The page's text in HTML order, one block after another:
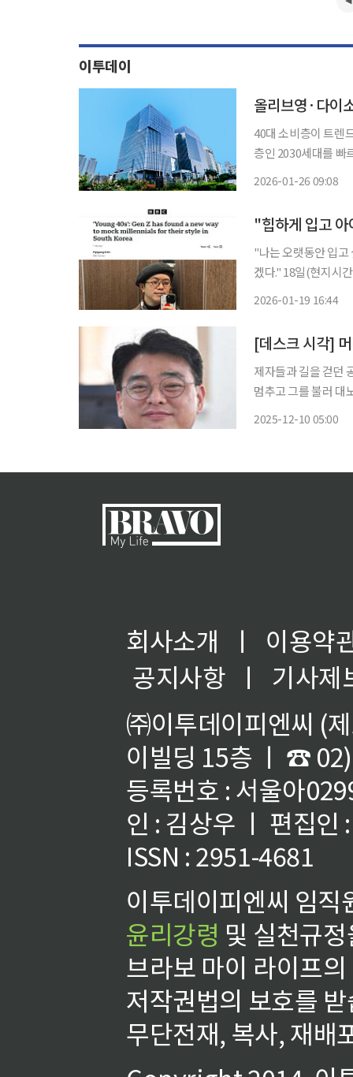
이투데이
40대 소비층이 트렌
층인 2030세대를 빠
2026-01-26 09:08
"힙하게 입고
"나는 오랫동안 입고
겠다." 18일(현지시간) 영국 BBC는 최근 한국 사회에서 '영포티(Young 40s)'로 불리는 40대
2026-01-19 16:44
[데스크 시각]
제자들과 길을 걷던
멈추고 그를 불러 대
2025-12-10 05:00
회사소개 ㅣ
이용약
공지사항
ㅣ
기사제
㈜이투데이피엔씨 (
이빌딩 15층 ㅣ ☎
등록번호 : 서울아
인 : 김상우 ㅣ 편집인
ISSN : 2951-4681
이투데이피엔씨 임
윤리강령 및 실천규
브라보 마이 라이프
저작권법의 보호를
무단전재, 복사, 재배